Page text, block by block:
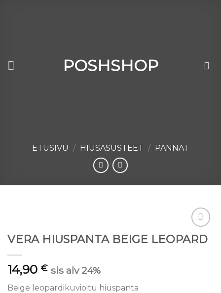
POSHSHOP
ETUSIVU / HIUSASUSTEET / PANNAT
Lisää
toivelistaan
VERA HIUSPANTA BEIGE LEOPARD
14,90 € sis alv 24%
Beige leopardikuvioitu hiuspanta